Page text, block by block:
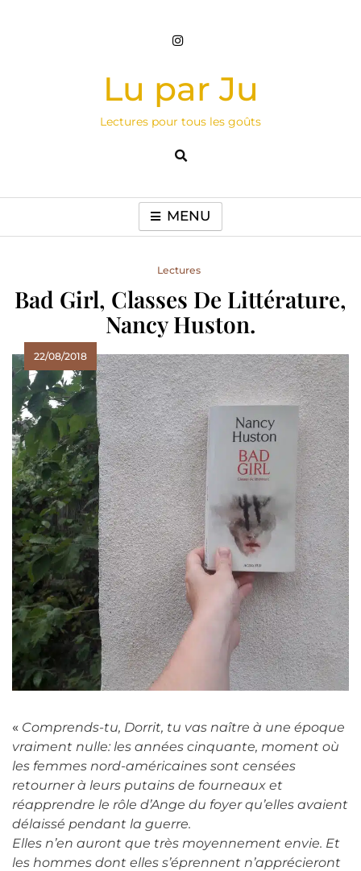
Lu par Ju
Lectures pour tous les goûts
MENU
Lectures
Bad Girl, Classes De Littérature,
Nancy Huston.
22/08/2018
« Comprends-tu, Dorrit, tu vas naître à une époque
vraiment nulle: les années cinquante, moment où
les femmes nord-américaines sont censées
retourner à leurs putains de fourneaux et
réapprendre le rôle d’Ange du foyer qu’elles avaient
délaissé pendant la guerre.
Elles n’en auront que très moyennement envie. Et
les hommes dont elles s’éprennent n’apprécieront